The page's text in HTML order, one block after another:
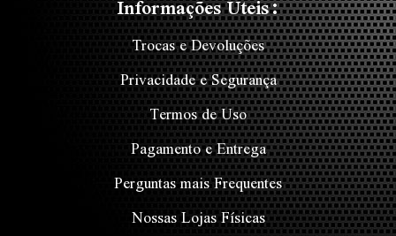
Trocas e Devoluções
Privacidade e Segurança
Termos de Uso
Pagamento e Entrega
Perguntas mais Frequentes
Nossas Lojas Físicas